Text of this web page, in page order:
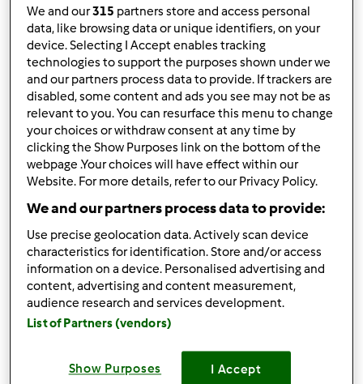
podwyższa Twoje miejsce w rankingu społecznościowym,
który określany jest numerem wewnątrz fartucha obok
nazwy użytkownika.
W JAKI SPOSÓB MOŻESZ OTRZYMAĆ
PUNKTY ZA AKTYWNOŚĆ?
Punkty można otrzymać za aktywności, które są
wymienione poniżej. Za każdym razem, gdy otrzymujesz
punkty, są one dodawane to Twojej kariery użytkownika.
Poniżej możesz również sprawdzić które aktywności
społecznościowym.
+50
Punktów
Zwycięzca konkursu
+10
Utworzenie przepisu (całość = 10 pkt, część =
Ocenienie 1 przepisu
We and our315 partners store and access personal
data, like browsing data or unique identifiers, on your
device. Selecting I Accept enables tracking
technologies to support the purposes shown under we
and our partners process data to provide. If trackers are
disabled, some content and ads you see may not be as
relevant to you. You can resurface this menu to change
your choices or withdraw consent at any time by
clicking the Show Purposes link on the bottom of the
webpage .Your choices will have effect within our
Website. For more details, refer to our Privacy Policy.
We and our partners process data to provide:
Use precise geolocation data. Actively scan device
characteristics for identification. Store and/or access
information on a device. Personalised advertising and
content, advertising and content measurement,
audience research and services development.
List of Partners (vendors)
Show Purposes I Accept